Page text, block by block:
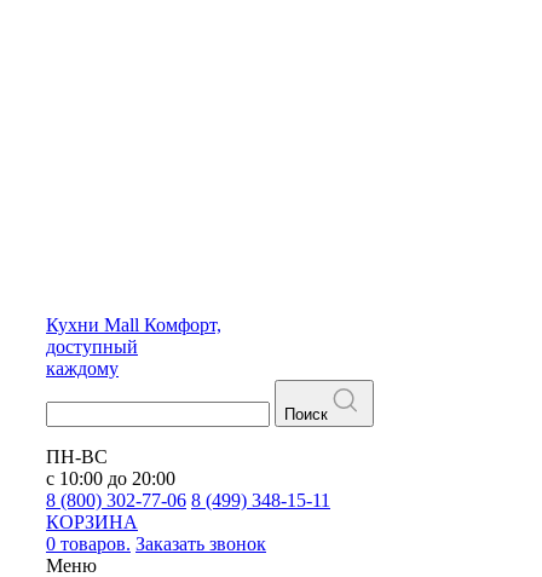
Кухни Mall Комфорт,
доступный
каждому
Поиск
ПН-ВС
с 10:00 до 20:00
8 (800) 302-77-06 8 (499) 348-15-11
КОРЗИНА
0 товаров. Заказать звонок
Меню